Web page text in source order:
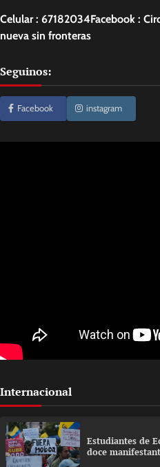
Celular : 67182034Facebook :
nueva sin fronteras
Seguinos:
Facebook instagram
Internacional
Estudiantes de
doce